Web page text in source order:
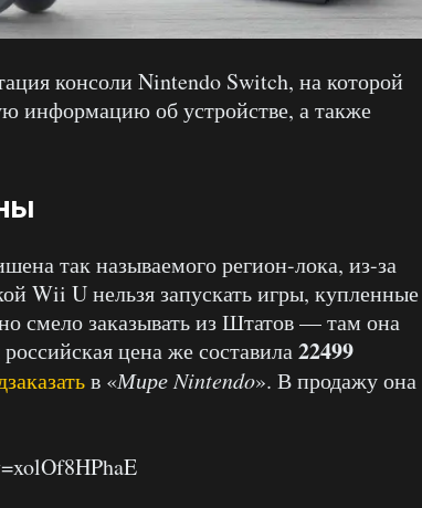
консоли Nintendo Switch, на которой
информацию об устройстве, а также
так называемого регион-лока, из-за
Wii U нельзя запускать игры, купленные
смело заказывать из Штатов — там она
цена же составила22499
в «Мире Nintendo». В продажу она